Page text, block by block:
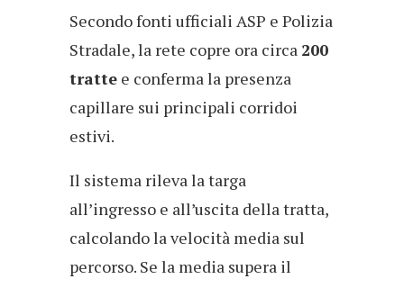
Secondo fonti ufficiali ASP e Polizia
Stradale, la rete copre ora circa 200
tratte e conferma la presenza
capillare sui principali corridoi
estivi.
Il sistema rileva la targa
all’ingresso e all’uscita della tratta,
calcolando la velocità media sul
percorso. Se la media supera il